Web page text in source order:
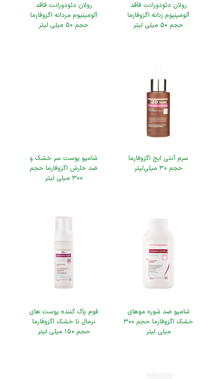
رولان دئودورانت فاقد
آلومینیوم زنانه اگزوفارما
حجم ۵۰ میلی لیتر
رولان دئودورانت فاقد
آلومینیوم مردانه اگزوفارما
حجم ۵۰ میلی لیتر
سرم آنتی ایج اگزوفارما
حجم ۳۰ میلی‌لیتر
شامپو پوست سر خشک و
ضد خارش اگزوفارما حجم
۳۰۰ میلی لیتر
شامپو ضد شوره موهای
خشک اگزوفارما حجم ۳۰۰
میلی لیتر
فوم پاک کننده پوست های
نرمال تا خشک اگزوفارما
حجم ۱۵۰ میلی لیتر